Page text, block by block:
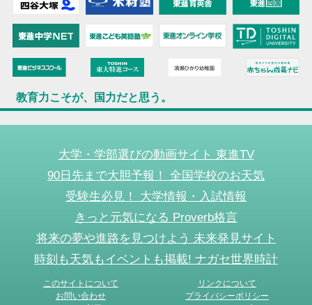
教育力こそが、国力だと思う。
大学・学部選びの動画サイト 東進TV
90日先まで大胆予報！ 全国学校のお天気
受験生必見！ 大学情報・入試情報
きっと元気になる Proverb格言
将来の夢や進路を見つけよう 未来発見サイト
時刻も天気もイベントも掲載! ナガセ世界時計
このサイトについて
リンクについて
お問い合わせ
プライバシーポリシー